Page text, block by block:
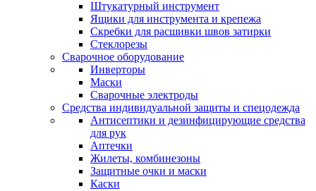
Штукатурный инструмент
Ящики для инструмента и крепежа
Скребки для расшивки швов затирки
Стеклорезы
Сварочное оборудование
Инверторы
Маски
Сварочные электроды
Средства индивидуальной защиты и спецодежда
Антисептики и дезинфицирующие средства
для рук
Аптечки
Жилеты, комбинезоны
Защитные очки и маски
Каски